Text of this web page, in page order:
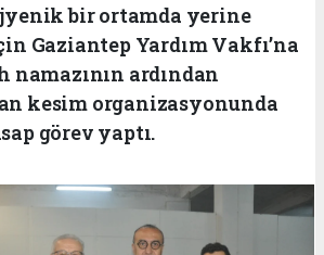
bir ortamda yerine
Gaziantep Yardım Vakfı’na
namazının ardından
kesim organizasyonunda
görev yaptı.